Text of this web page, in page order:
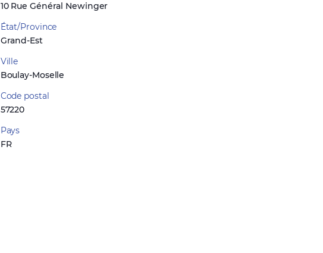
10 Rue Général Newinger
État/Province
Grand-Est
Ville
Boulay-Moselle
Code postal
57220
Pays
FR